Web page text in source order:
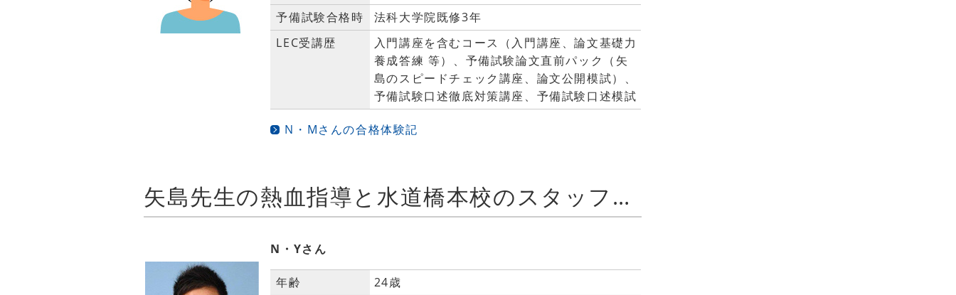
予備試験合格時
法科大学院既修3年
LEC受講歴
入門講座を含むコース（入門講座、論文基礎力
養成答練 等）、予備試験論文直前パック（矢
島のスピードチェック講座、論文公開模試）、
予備試験口述徹底対策講座、予備試験口述模試
N・Mさんの合格体験記
矢島先生の熱血指導と水道橋本校のスタッフの素晴らしさ
N・Yさん
年齢
24歳